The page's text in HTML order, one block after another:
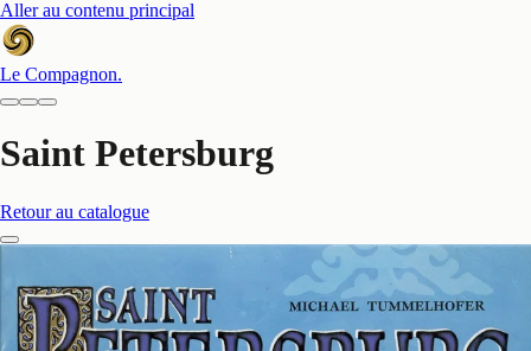
Aller au contenu principal
Le Compagnon.
Saint Petersburg
Retour au catalogue